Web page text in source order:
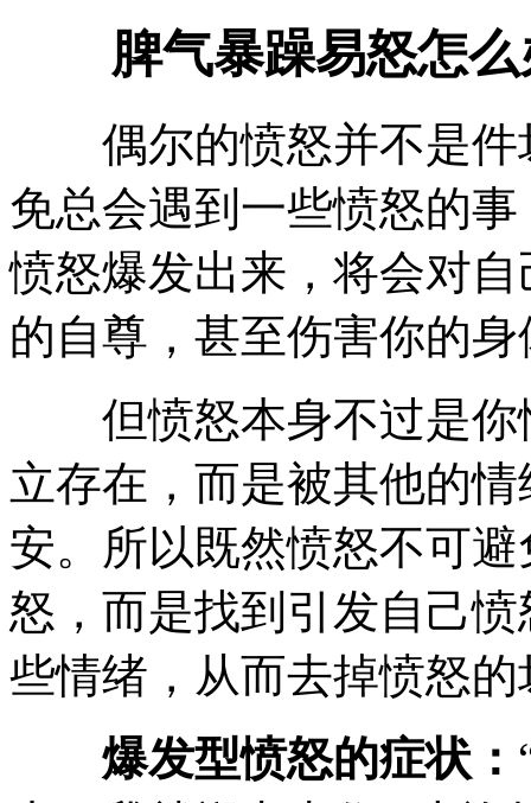
脾气暴躁易怒怎么
偶尔的愤怒并不是件
免总会遇到一些愤怒的
愤怒爆发出来，将会对
的自尊，甚至伤害你的
但愤怒本身不过是你
立存在，而是被其他的
安。所以既然愤怒不可
怒，而是找到引发自己
些情绪，从而去掉愤怒
爆发型愤怒的症状：